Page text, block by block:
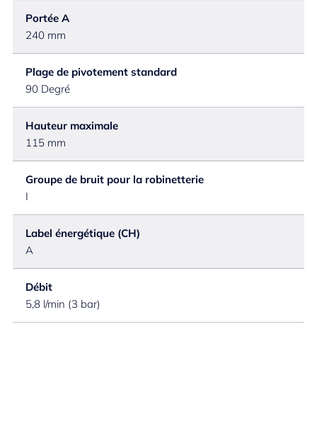
Portée A
240 mm
Plage de pivotement standard
90 Degré
Hauteur maximale
115 mm
Groupe de bruit pour la robinetterie
I
Label énergétique (CH)
A
Débit
5,8 l/min (3 bar)